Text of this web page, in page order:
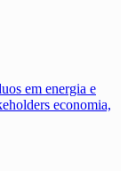
em energia e
economia,